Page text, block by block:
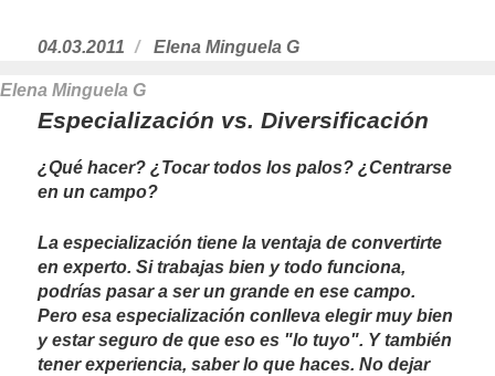
Publicado
04.03.2011 https://www.experimenta.es/author/
Elena Minguela G
Elena Minguela G
Especialización vs. Diversificación
¿Qué hacer? ¿Tocar todos los palos? ¿Centrarse
en un campo?
La especialización tiene la ventaja de convertirte
en experto. Si trabajas bien y todo funciona,
podrías pasar a ser un grande en ese campo.
Pero esa especialización conlleva elegir muy bien
y estar seguro de que eso es "lo tuyo". Y también
tener experiencia, saber lo que haces. No dejar